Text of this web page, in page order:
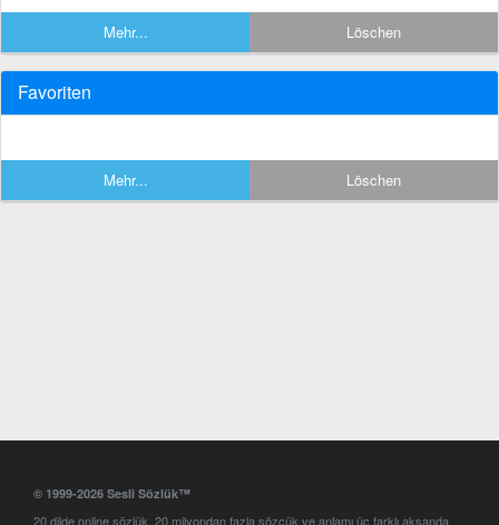
Mehr... Löschen
Favoriten
Mehr... Löschen
© 1999-2026 Sesli Sözlük™
20 dilde online sözlük. 20 milyondan fazla sözcük ve anlamı üç farklı aksanda